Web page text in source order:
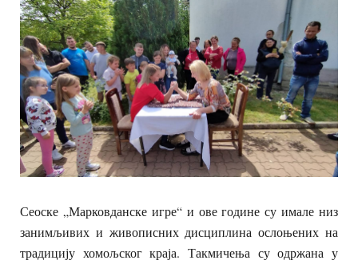
Сеоске „Марковданске игре“ и ове године су имале низ
занимљивих и живописних дисциплина ослоњених на
традицију хомољског краја. Такмичења су одржана у